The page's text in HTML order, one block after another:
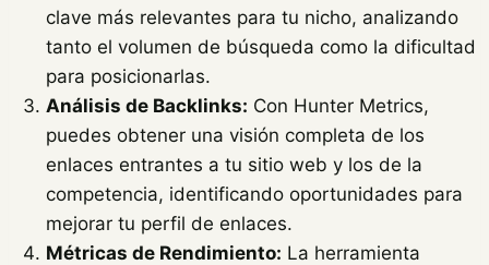
clave más relevantes para tu nicho, analizando
tanto el volumen de búsqueda como la dificultad
para posicionarlas.
Análisis de Backlinks: Con Hunter Metrics,
puedes obtener una visión completa de los
enlaces entrantes a tu sitio web y los de la
competencia, identificando oportunidades para
mejorar tu perfil de enlaces.
Métricas de Rendimiento: La herramienta